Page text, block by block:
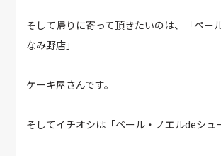
そして帰りに寄って頂きたいのは、「ペ
なみ野店」
ケーキ屋さんです。
そしてイチオシは「ペール・ノエルdeシュ